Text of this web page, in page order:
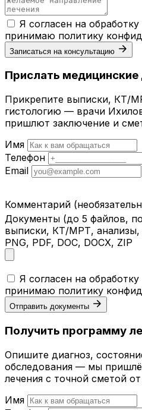
Я согласен на
принимаю политику
Записаться на консультацию
Прислать
Прикрепите выписки, КТ/
гистологию — врачи
пришлют заключение и
Имя
Телефон
Email
Комментарий
Документы (до 5 файлов,
выписки, КТ/МРТ, анализы,
PNG, PDF, DOC, DOCX, ZIP
Я согласен на
принимаю политику
Отправить документы
Получить программу
Опишите диагноз,
обследования — мы
лечения с точной сметой
Имя